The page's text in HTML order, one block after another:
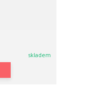
skladem